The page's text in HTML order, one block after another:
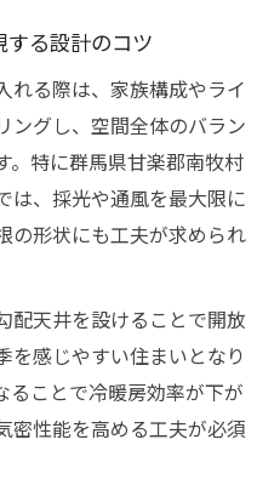
る設計のコツ
れる際は、家族構成やライ
ングし、空間全体のバラン
。特に群馬県甘楽郡南牧村
は、採光や通風を最大限に
の形状にも工夫が求められ
配天井を設けることで開放
を感じやすい住まいとなり
ることで冷暖房効率が下が
密性能を高める工夫が必須